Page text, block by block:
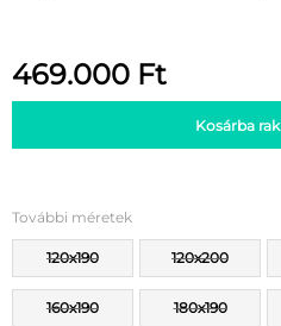
469.000 Ft
Kosárba rak
További méretek
120x190 120x200
160x190 180x190